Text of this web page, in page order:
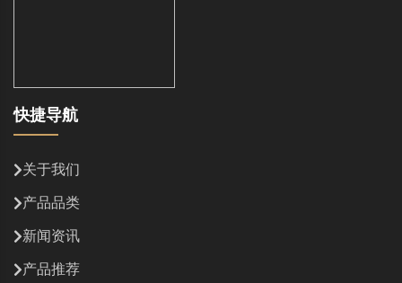
快捷导航
关于我们
产品品类
新闻资讯
产品推荐